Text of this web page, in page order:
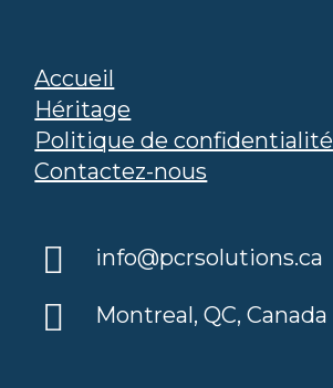
Accueil
Héritage
Politique de confidentialité
Contactez-nous
info@pcrsolutions.ca
Montreal, QC, Canada